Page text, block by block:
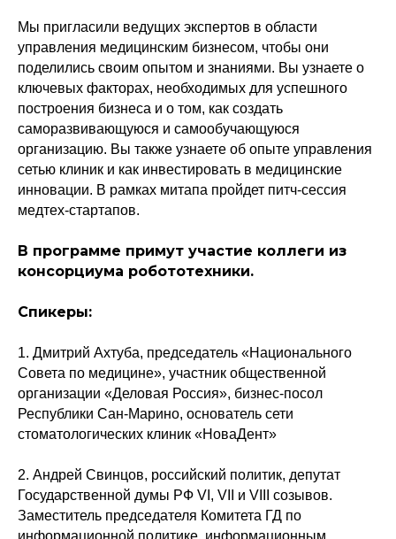
Мы пригласили ведущих экспертов в области
управления медицинским бизнесом, чтобы они
поделились своим опытом и знаниями. Вы узнаете о
ключевых факторах, необходимых для успешного
построения бизнеса и о том, как создать
саморазвивающуюся и самообучающуюся
организацию. Вы также узнаете об опыте управления
сетью клиник и как инвестировать в медицинские
инновации. В рамках митапа пройдет питч-сессия
медтех-стартапов.
В программе примут участие коллеги из
консорциума робототехники.
Спикеры:
1. Дмитрий Ахтуба, председатель «Национального
Совета по медицине», участник общественной
организации «Деловая Россия», бизнес-посол
Республики Сан-Марино, основатель сети
стоматологических клиник «НоваДент»
2. Андрей Свинцов, российский политик, депутат
Государственной думы РФ VI, VII и VIII созывов.
Заместитель председателя Комитета ГД по
информационной политике, информационным